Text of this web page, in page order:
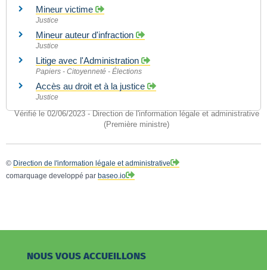
Vérifié le 02/06/2023 - Direction de l'information légale et administrative
(Première ministre)
Mineur victime
Justice
Mineur auteur d'infraction
Justice
Litige avec l'Administration
Papiers - Citoyenneté - Élections
Accès au droit et à la justice
Justice
© Direction de l'information légale et administrative
comarquage developpé par baseo.io
NOUS VOUS ACCUEILLONS